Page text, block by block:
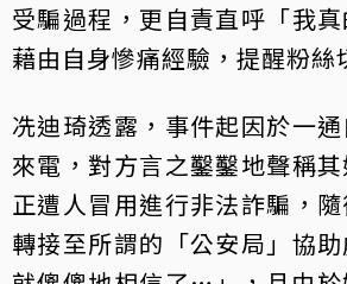
受騙過程，更自責直呼「我
藉由自身慘痛經驗，提醒粉絲
冼迪琦透露，事件起因於一
來電，對方言之鑿鑿地聲稱
正遭人冒用進行非法詐騙，
轉接至所謂的「公安局」協